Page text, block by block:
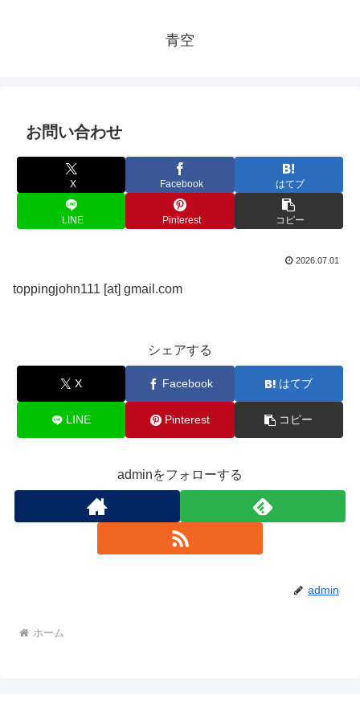
青空
お問い合わせ
X Facebook はてブ
LINE Pinterest コピー
2026.07.01
toppingjohn111 [at] gmail.com
シェアする
X Facebook はてブ
LINE Pinterest コピー
adminをフォローする
admin
ホーム